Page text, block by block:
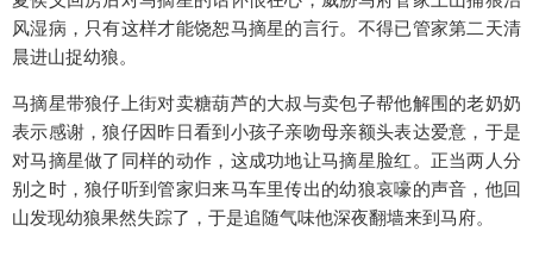
风湿病，只有这样才能饶恕马摘星的言行。不得已管家第二天清
晨进山捉幼狼。
马摘星带狼仔上街对卖糖葫芦的大叔与卖包子帮他解围的老奶奶
表示感谢，狼仔因昨日看到小孩子亲吻母亲额头表达爱意，于是
对马摘星做了同样的动作，这成功地让马摘星脸红。正当两人分
别之时，狼仔听到管家归来马车里传出的幼狼哀嚎的声音，他回
山发现幼狼果然失踪了，于是追随气味他深夜翻墙来到马府。